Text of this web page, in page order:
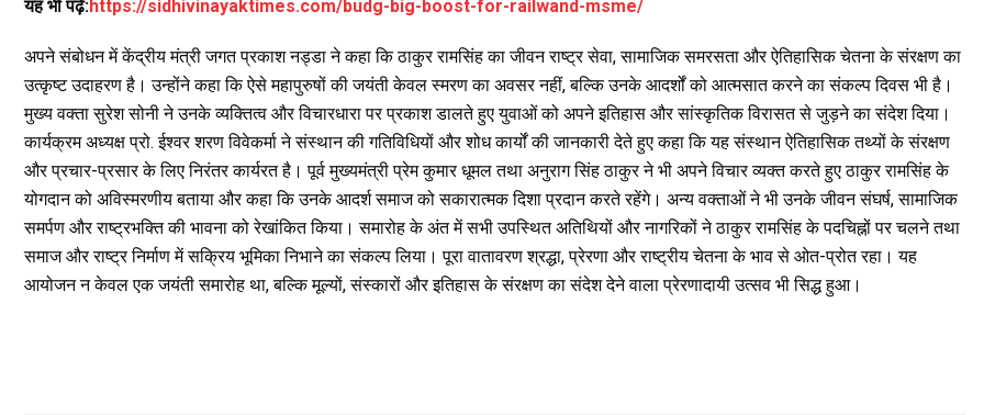
यह भी पढ़ें:https://sidhivinayaktimes.com/budg-big-boost-for-railwand-msme/
अपने संबोधन में केंद्रीय मंत्री जगत प्रकाश नड्डा ने कहा कि ठाकुर रामसिंह का जीवन राष्ट्र सेवा, सामाजिक समरसता और ऐतिहासिक चेतना के संरक्षण का
उत्कृष्ट उदाहरण है। उन्होंने कहा कि ऐसे महापुरुषों की जयंती केवल स्मरण का अवसर नहीं, बल्कि उनके आदर्शों को आत्मसात करने का संकल्प दिवस भी है।
मुख्य वक्ता सुरेश सोनी ने उनके व्यक्तित्व और विचारधारा पर प्रकाश डालते हुए युवाओं को अपने इतिहास और सांस्कृतिक विरासत से जुड़ने का संदेश दिया।
कार्यक्रम अध्यक्ष प्रो. ईश्वर शरण विवेकर्मा ने संस्थान की गतिविधियों और शोध कार्यों की जानकारी देते हुए कहा कि यह संस्थान ऐतिहासिक तथ्यों के संरक्षण
और प्रचार-प्रसार के लिए निरंतर कार्यरत है। पूर्व मुख्यमंत्री प्रेम कुमार धूमल तथा अनुराग सिंह ठाकुर ने भी अपने विचार व्यक्त करते हुए ठाकुर रामसिंह के
योगदान को अविस्मरणीय बताया और कहा कि उनके आदर्श समाज को सकारात्मक दिशा प्रदान करते रहेंगे। अन्य वक्ताओं ने भी उनके जीवन संघर्ष, सामाजिक
समर्पण और राष्ट्रभक्ति की भावना को रेखांकित किया। समारोह के अंत में सभी उपस्थित अतिथियों और नागरिकों ने ठाकुर रामसिंह के पदचिह्नों पर चलने तथा
समाज और राष्ट्र निर्माण में सक्रिय भूमिका निभाने का संकल्प लिया। पूरा वातावरण श्रद्धा, प्रेरणा और राष्ट्रीय चेतना के भाव से ओत-प्रोत रहा। यह
आयोजन न केवल एक जयंती समारोह था, बल्कि मूल्यों, संस्कारों और इतिहास के संरक्षण का संदेश देने वाला प्रेरणादायी उत्सव भी सिद्ध हुआ।